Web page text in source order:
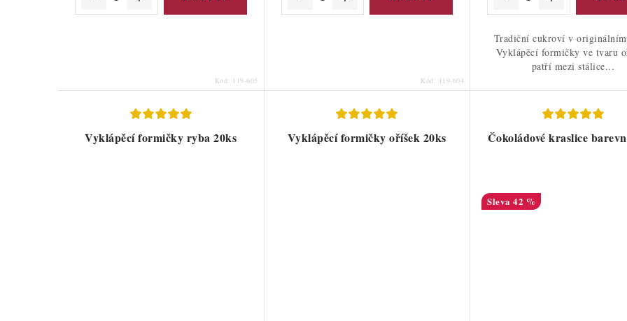
Kód: 119-605 Kód: 119-604
Tradiční cukroví v
Vyklápěcí formičky ve tvaru
patří mezi stálice...
Vyklápěcí formičky ryba 20ks Vyklápěcí formičky oříšek 20ks Čokoládové kraslice
42 %